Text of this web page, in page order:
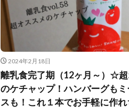
2024年2月18日
離乳食完了期（12ヶ月～）☆超
のケチャップ！ハンバーグも
スも！これ１本でお手軽に作